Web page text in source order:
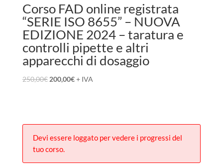
Corso FAD online registrata
“SERIE ISO 8655” – NUOVA
EDIZIONE 2024 – taratura e
controlli pipette e altri
apparecchi di dosaggio
250,00€ 200,00€+ IVA
Devi essere loggato per vedere i progressi del
tuo corso.